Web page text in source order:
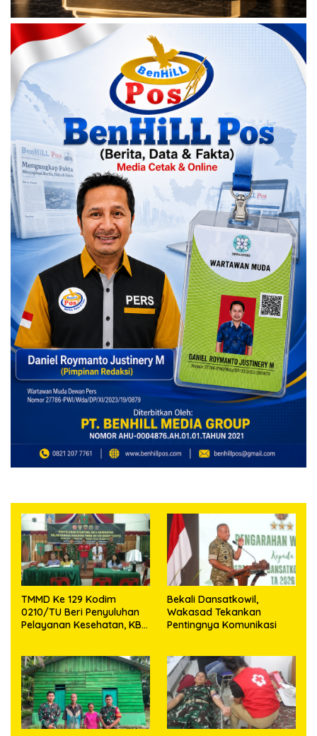
TMMD Ke 129 Kodim
0210/TU Beri Penyuluhan
Pelayanan Kesehatan, KB
Bekali Dansatkowil,
Wakasad Tekankan
Pentingnya Komunikasi